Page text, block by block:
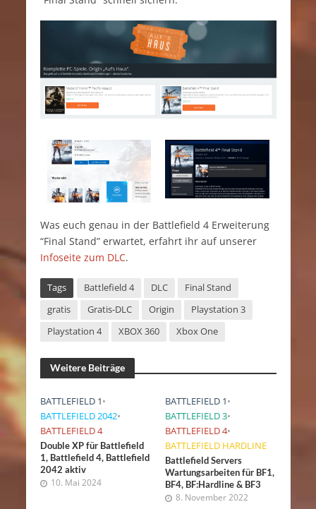
Was euch genau in der Battlefield 4 Erweiterung
“Final Stand” erwartet, erfahrt ihr auf unserer
Infoseite zum DLC.
Tags Battlefield 4 DLC
Final Stand
gratis
Gratis-DLC Origin
Playstation 3
Playstation 4
XBOX 360 Xbox One
Weitere Beiträge
BATTLEFIELD 1•
BATTLEFIELD 2042•
BATTLEFIELD 4
Double XP für Battlefield
1, Battlefield 4, Battlefield
2042 aktiv
10. Mai 2024
BATTLEFIELD 1•
BATTLEFIELD 3•
BATTLEFIELD 4•
BATTLEFIELD HARDLINE
Battlefield Servers
Wartungsarbeiten für BF1,
BF4, BF:Hardline & BF3
8. November 2022